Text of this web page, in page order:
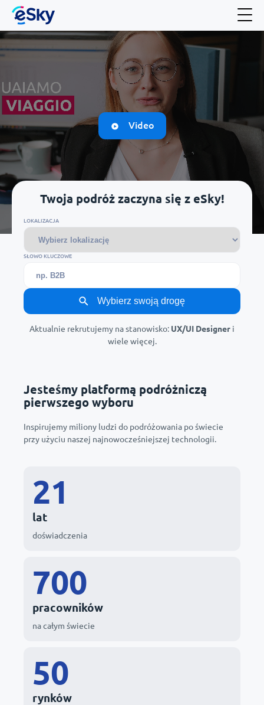
Video
Twoja podróż zaczyna się z eSky!
LOKALIZACJA
SŁOWO KLUCZOWE
Wybierz swoją drogę
Aktualnie rekrutujemy na stanowisko: UX/UI Designer i
wiele więcej.
Jesteśmy platformą podróżniczą
pierwszego wyboru
Inspirujemy miliony ludzi do podróżowania po świecie
przy użyciu naszej najnowocześniejszej technologii.
21
lat
doświadczenia
700
pracowników
na całym świecie
50
rynków